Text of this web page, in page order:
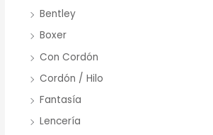
Bentley
Boxer
Con Cordón
Cordón / Hilo
Fantasía
Lencería